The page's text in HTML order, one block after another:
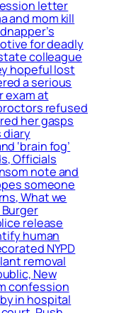
letter
and mom kill
for deadly
colleague
hopeful lost
a serious
exam at
refused
her gasps
diary
‘brain fog’
Officials
note and
someone
What we
release
human
NYPD
removal
New
confession
in hospital